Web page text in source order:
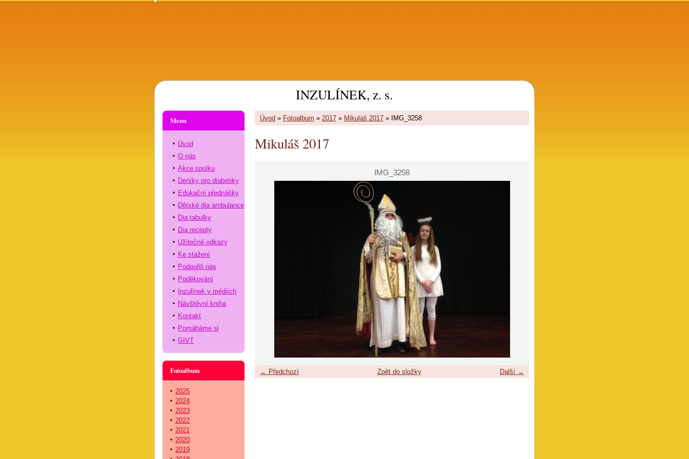
INZULÍNEK, z. s.
Úvod » Fotoalbum » 2017 » Mikuláš 2017 » IMG_3258
Mikuláš 2017
IMG_3258
← Předchozí Další →
Zpět do složky
Menu
Úvod
O nás
Akce spolku
Deníky pro diabetiky
Edukační přednášky
Dětské dia ambulance
Dia tabulky
Dia recepty
Užitečné odkazy
Ke stažení
Podpořili nás
Poděkování
Inzulínek v médiích
Návštěvní kniha
Kontakt
Pomáháme si
GIVT
Fotoalbum
2025
2024
2023
2022
2021
2020
2019